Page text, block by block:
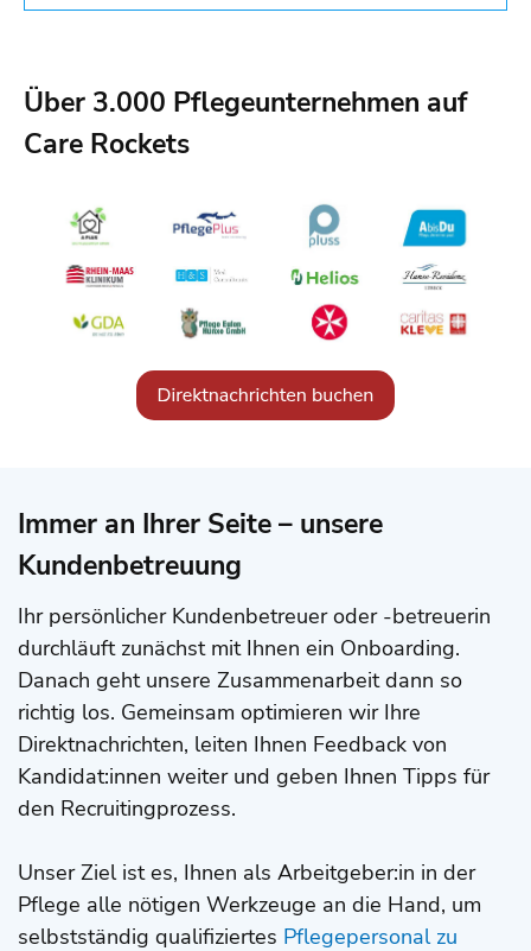
Über 3.000 Pflegeunternehmen auf
Care Rockets
Immer an Ihrer Seite – unsere
Kundenbetreuung
Ihr persönlicher Kundenbetreuer oder -betreuerin
durchläuft zunächst mit Ihnen ein Onboarding.
Danach geht unsere Zusammenarbeit dann so
richtig los. Gemeinsam optimieren wir Ihre
Direktnachrichten, leiten Ihnen Feedback von
Kandidat:innen weiter und geben Ihnen Tipps für
den Recruitingprozess.
Unser Ziel ist es, Ihnen als Arbeitgeber:in in der
Pflege alle nötigen Werkzeuge an die Hand, um
selbstständig qualifiziertes Pflegepersonal zu